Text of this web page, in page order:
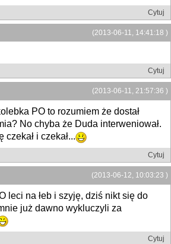
Cytuj
(2013-06-11, 14:41:18 )
Cytuj
(2013-06-11, 21:57:36 )
PO to rozumiem że dostał
No chyba że Duda interweniował.
i czekał...
Cytuj
(2013-06-12, 10:03:23 )
leci na łeb i szyję, dziś nikt się do
już dawno wykluczyli za
Cytuj